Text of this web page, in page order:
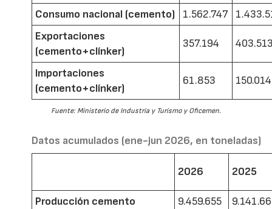
Consumo nacional (cemento)
1.562.747
Exportaciones
(cemento+clínker)
357.194
Importaciones
(cemento+clínker)
61.853 150.014
Fuente: Ministerio de Industria y Turismo y Oficemen.
Datos acumulados (ene-jun 2026, en toneladas)
2026 2025
Producción cemento 9.459.655